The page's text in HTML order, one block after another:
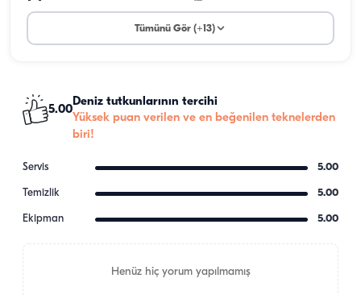
Tümünü Gör (+13)
5.00
Deniz tutkunlarının tercihi
Yüksek puan verilen ve en beğenilen teknelerden
biri!
Servis 5.00
Temizlik 5.00
Ekipman 5.00
Henüz hiç yorum yapılmamış